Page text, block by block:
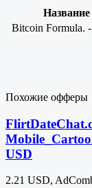
Название
Bitcoin Formula.
Похожие офферы
USD
2.21 USD,